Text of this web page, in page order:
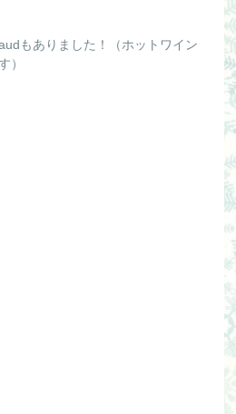
もありました！（ホットワイン
）